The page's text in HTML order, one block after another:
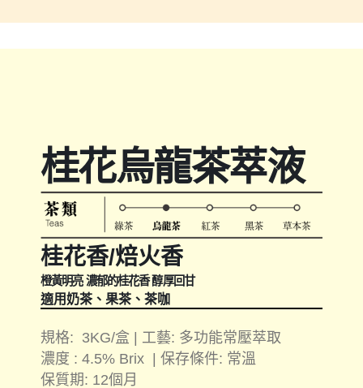
桂花烏龍茶萃液
桂花香/焙火香
橙黃明亮 濃郁的桂花香 醇厚回甘
適用奶茶、果茶、茶咖
規格: 3KG/盒 | 工藝: 多功能常壓萃取
濃度 : 4.5% Brix | 保存條件: 常溫
保質期: 12個月